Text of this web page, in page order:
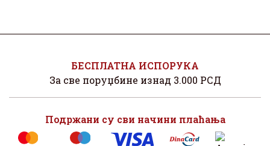
БЕСПЛАТНА ИСПОРУКА
За све поруџбине изнад 3.000 РСД
Подржани су сви начини плаћања